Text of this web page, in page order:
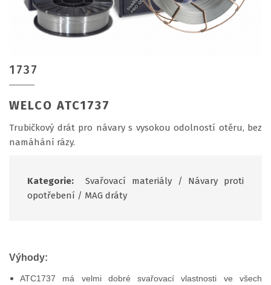
1737
WELCO ATC1737
Trubičkový drát pro návary s vysokou odolností otěru, bez
namáhání rázy.
Kategorie: Svařovací materiály /
Návary proti
opotřebení / MAG dráty
Výhody:
ATC1737 má velmi dobré svařovací vlastnosti ve všech